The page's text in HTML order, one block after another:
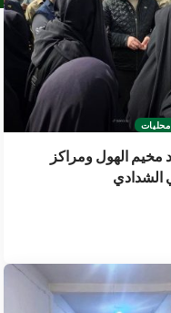
محليات
مخيم الهول ومراكز
الشدادي